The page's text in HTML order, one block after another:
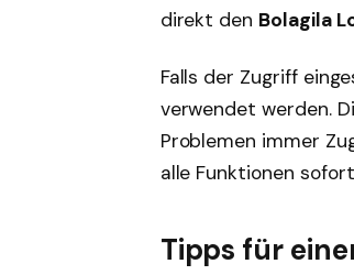
direkt den Bolagila
Falls der Zugriff
verwendet werden.
Problemen immer
alle Funktionen
Tipps für